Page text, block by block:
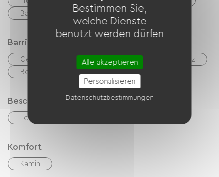
Babyausstattung
Fön
Barrierefreiheit
Geeignete Unterkunft
Geeigneter Parkplatz
Behindertengerechte Toiletten
Beschreibung
Terrasse
Komfort
Kamin
Bestimmen Sie,
welche Dienste
benutzt werden dürfen
Alle akzeptieren
Personalisieren
Datenschutzbestimmungen